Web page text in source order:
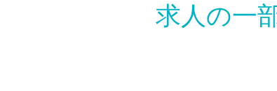
求人の一